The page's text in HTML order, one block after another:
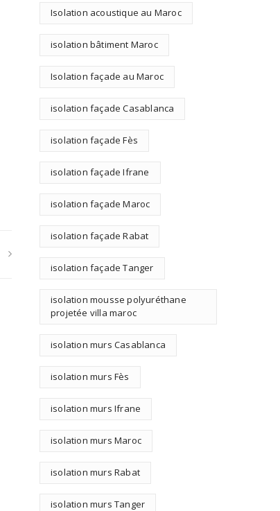
Isolation acoustique au Maroc
isolation bâtiment Maroc
Isolation façade au Maroc
isolation façade Casablanca
isolation façade Fès
isolation façade Ifrane
isolation façade Maroc
isolation façade Rabat
isolation façade Tanger
isolation mousse polyuréthane
projetée villa maroc
isolation murs Casablanca
isolation murs Fès
isolation murs Ifrane
isolation murs Maroc
isolation murs Rabat
isolation murs Tanger